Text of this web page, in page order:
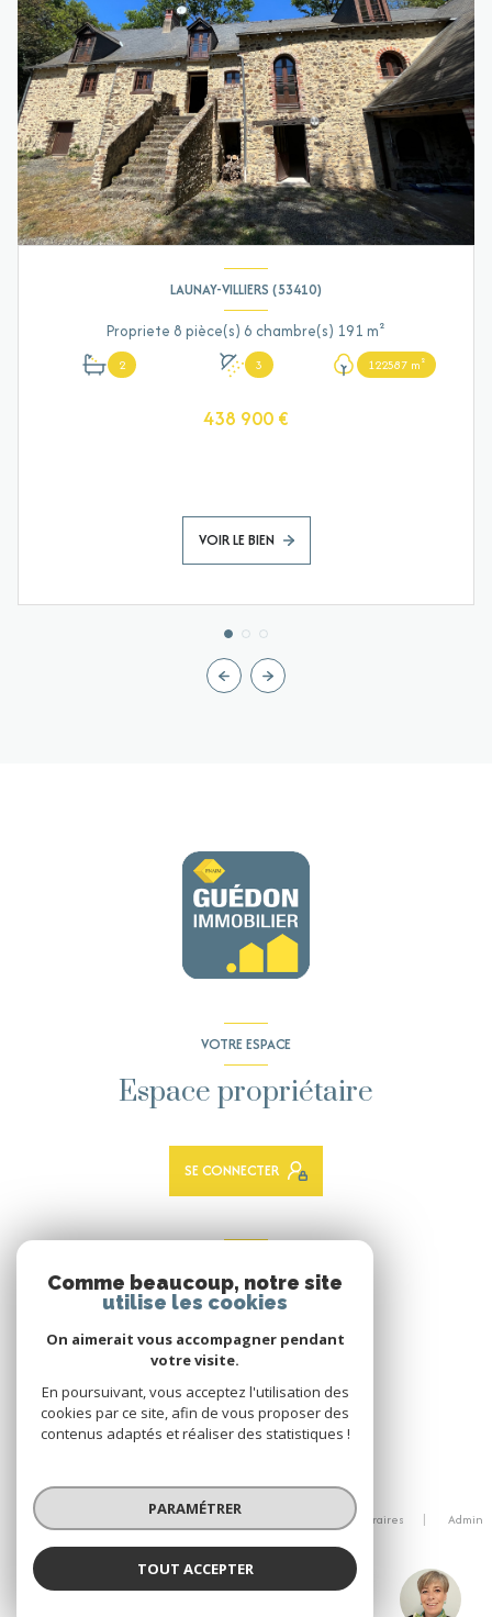
Hélène TONNEAU
LAUNAY-VILLIERS (53410)
Propriete 8 pièce(s) 6 chambre(s) 191 m²
2 3 122587 m²
438 900 €
VOIR LE BIEN
VOTRE ESPACE
Espace propriétaire
SE CONNECTER
Nous adhérons
© 2026 | Tous droits réservés
Mentions légales Nos honoraires
Admin
Comme beaucoup, notre site
utilise les cookies
On aimerait vous accompagner pendant
votre visite.
En poursuivant, vous acceptez l'utilisation des
cookies par ce site, afin de vous proposer des
contenus adaptés et réaliser des statistiques !
PARAMÉTRER
TOUT ACCEPTER